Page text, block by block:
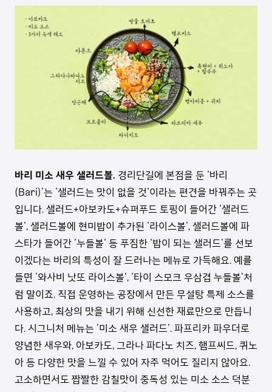
바리 미소 새우 샐러드볼. 경리단길에 본점을 둔 '바리
(Bari)'는 '샐러드는 맛이 없을 것'이라는 편견을 바꿔주는 곳
입니다. 샐러드+아보카도+슈퍼푸드 토핑이 들어간 '샐러드
볼', 샐러드볼에 현미밥이 추가된 '라이스볼', 샐러드볼에 파
스타가 들어간 '누들볼' 등 푸짐한 '밥이 되는 샐러드'를 선보
이겠다는 바리의 특성이 잘 드러나는 메뉴로 가득해요. 예를
들면 '와사비 낫또 라이스볼', '타이 스모크 우삼겹 누들볼'처
럼 말이죠. 직접 운영하는 공장에서 만든 무설탕 특제 소스를
사용하고, 최상의 맛을 내기 위해 신선한 재료만으로 만듭니
다. 시그니처 메뉴는 '미소 새우 샐러드'. 파프리카 파우더로
양념한 새우와, 아보카도, 그라나 파다노 치즈, 햄프씨드, 퀴노
아 등 다양한 맛을 느낄 수 있어 자주 먹어도 질리지 않아요.
고소하면서도 짭짤한 감칠맛이 중독성 있는 미소 소스 덕분